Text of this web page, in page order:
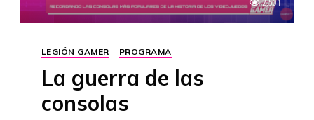
2,501
LEGIÓN GAMER PROGRAMA
La guerra de las
consolas